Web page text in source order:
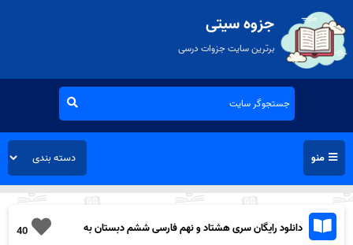
جزوه سیتی
برترین سایت جزوات درسی
منو
40
دانلود رایگان سری هشتاد و نهم فارسی ششم دبستان به